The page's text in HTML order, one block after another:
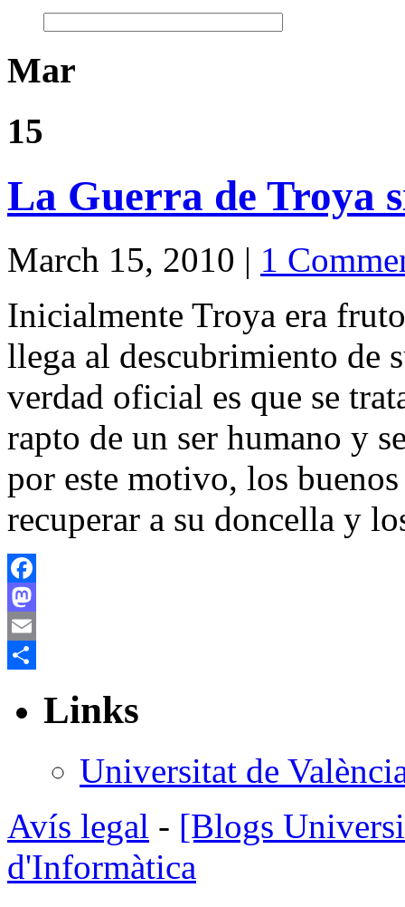
Mar
15
La Guerra de Troya
March 15, 2010 | 1
Inicialmente Troya era
llega al descubrimiento de
verdad oficial es que se
rapto de un ser humano y
por este motivo, los
recuperar a su doncella y
Facebook
Mastodon
Email
Links
Universitat de
Avís legal - [Blogs
d'Informàtica